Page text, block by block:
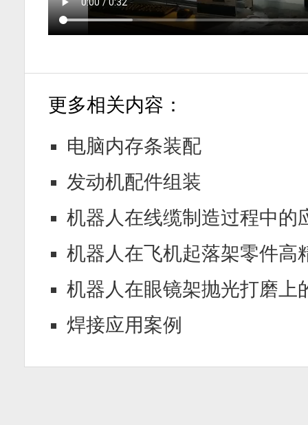
更多相关内容：
电脑内存条装配
发动机配件组装
机器人在线缆制造过程中的
机器人在飞机起落架零件高
机器人在眼镜架抛光打磨上
焊接应用案例